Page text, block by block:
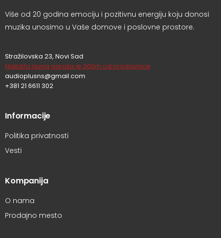
Više od 20 godina emociju i pozitivnu energiju koju donosi
muzika unosimo u Vaše domove i poslovne prostore.
Stražilovska 23, Novi Sad
Najbliža javna garaža je 300m od prodavnice
audioplusns@gmail.com
+381 21 6611 302
Informacije
Politika privatnosti
Vesti
Kompanija
O nama
Prodajno mesto